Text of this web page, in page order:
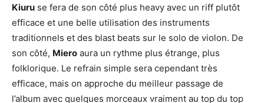
Kiuru se fera de son côté plus heavy avec un riff plutôt
efficace et une belle utilisation des instruments
traditionnels et des blast beats sur le solo de violon. De
son côté, Miero aura un rythme plus étrange, plus
folklorique. Le refrain simple sera cependant très
efficace, mais on approche du meilleur passage de
l’album avec quelques morceaux vraiment au top du top